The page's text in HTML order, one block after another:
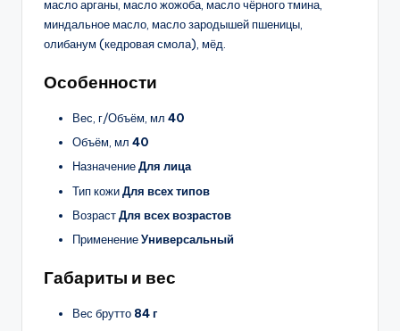
масло арганы, масло жожоба, масло чёрного тмина,
миндальное масло, масло зародышей пшеницы,
олибанум (кедровая смола), мёд.
Особенности
Вес, г/Объём, мл 40
Объём, мл 40
НазначениеДля лица
Тип кожиДля всех типов
ВозрастДля всех возрастов
ПрименениеУниверсальный
Габариты и вес
Вес брутто 84 г